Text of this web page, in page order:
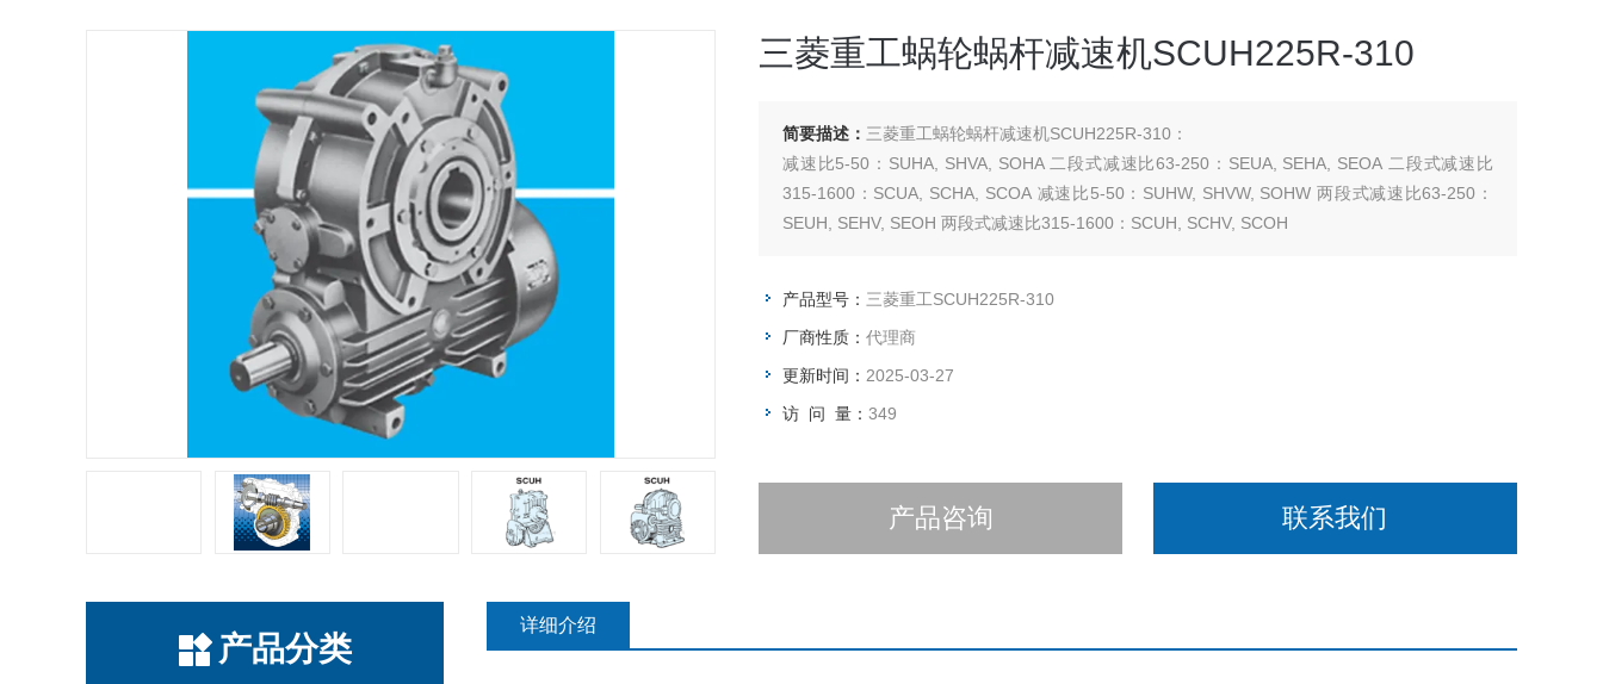
三菱重工蜗轮蜗杆减速机SCUH225R-310
简要描述： 三菱重工蜗轮蜗杆减速机SCUH225R-310：
减速比5-50：SUHA, SHVA, SOHA 二段式减速比63-250：SEUA, SEHA, SEOA 二段式减速比
315-1600：SCUA, SCHA, SCOA 减速比5-50：SUHW, SHVW, SOHW 两段式减速比63-250：
SEUH, SEHV, SEOH 两段式减速比315-1600：SCUH, SCHV, SCOH
产品型号： 三菱重工SCUH225R-310
厂商性质： 代理商
更新时间： 2025-03-27
访 问 量： 349
产品咨询 联系我们
产品分类
详细介绍